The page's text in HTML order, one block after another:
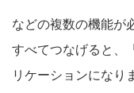
などの複数の機能が
すべてつなげると、
リケーションになり